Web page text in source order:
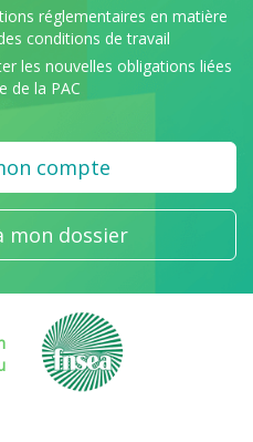
réglementaires en matière
conditions de travail
les nouvelles obligations liées
de la PAC
compte
mon dossier